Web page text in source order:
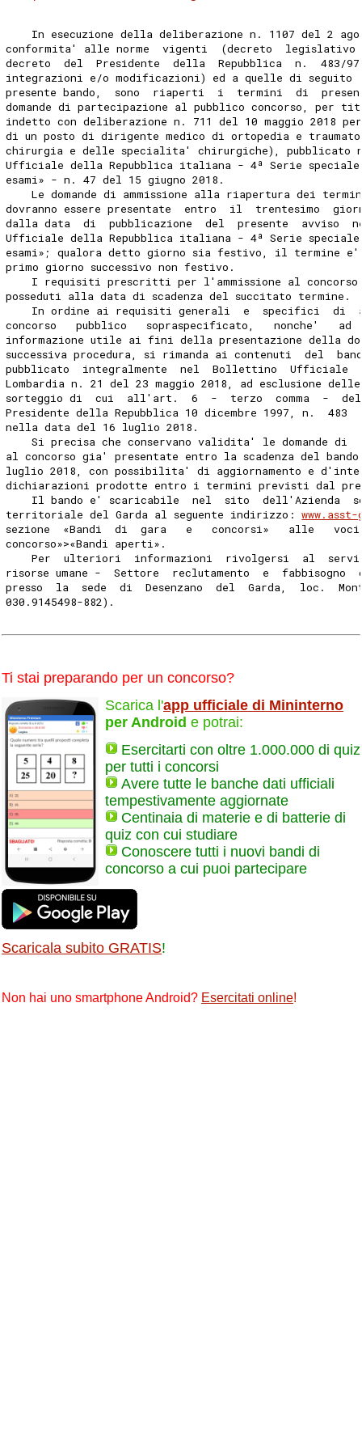
In esecuzione della deliberazione n. 1107 del 2
conformita' alle norme  vigenti  (decreto
decreto  del  Presidente  della  Repubblica  n.  483/
integrazioni e/o modificazioni) ed a quelle di
presente bando,  sono  riaperti  i  termini  di
domande di partecipazione al pubblico concorso, per
indetto con deliberazione n. 711 del 10 maggio 2018
di un posto di dirigente medico di ortopedia e
chirurgia e delle specialita' chirurgiche), pubblicato
Ufficiale della Repubblica italiana - 4ª Serie speciale
esami» - n. 47 del 15 giugno 2018.
Le domande di ammissione alla riapertura dei
dovranno essere presentate  entro  il  trentesimo
dalla data  di  pubblicazione  del  presente  avviso
Ufficiale della Repubblica italiana - 4ª Serie speciale
esami»; qualora detto giorno sia festivo, il termine
primo giorno successivo non festivo.
I requisiti prescritti per l'ammissione al concorso
posseduti alla data di scadenza del succitato termine.
In ordine ai requisiti generali  e  specifici  di
concorso   pubblico   sopraspecificato,   nonche'
informazione utile ai fini della presentazione della
successiva procedura, si rimanda ai contenuti  del
pubblicato  integralmente  nel  Bollettino  Ufficiale
Lombardia n. 21 del 23 maggio 2018, ad esclusione
sorteggio di  cui  all'art.  6  -  terzo  comma  -
Presidente della Repubblica 10 dicembre 1997, n.
nella data del 16 luglio 2018.
Si precisa che conservano validita' le domande di
al concorso gia' presentate entro la scadenza del
luglio 2018, con possibilita' di aggiornamento e
dichiarazioni prodotte entro i termini previsti dal
Il bando e' scaricabile  nel  sito  dell'Azienda
territoriale del Garda al seguente indirizzo:
sezione  «Bandi  di  gara   e   concorsi»   alle
concorso»>«Bandi aperti».
Per  ulteriori  informazioni  rivolgersi  al
risorse umane -  Settore  reclutamento  e  fabbisogno
presso  la  sede  di  Desenzano  del  Garda,  loc.
030.9145498-882).
Ti stai preparando per un concorso?
Scarica l'app ufficiale di Mininterno
per Android e potrai:
Esercitarti con oltre 1.000.000 di quiz
per tutti i concorsi
Avere tutte le banche dati ufficiali
tempestivamente aggiornate
Centinaia di materie e di batterie di
quiz con cui studiare
Conoscere tutti i nuovi bandi di
concorso a cui puoi partecipare
Scaricala subito GRATIS!
Non hai uno smartphone Android? Esercitati online!